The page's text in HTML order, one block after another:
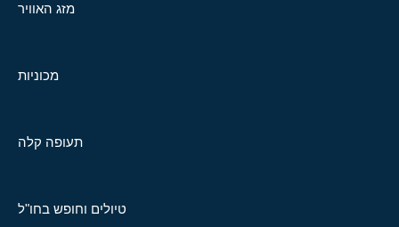
מזג האוויר
מכוניות
תעופה קלה
טיולים וחופש בחו"ל